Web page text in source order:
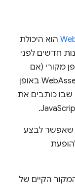
הוא היכולת
חדשים לפני
מקורי (אם
בכלל). אפשר להתייחס לשימוש ב-WebAssembly באופן
שבו כותבים את
שאפשר לבצע
הקיים של